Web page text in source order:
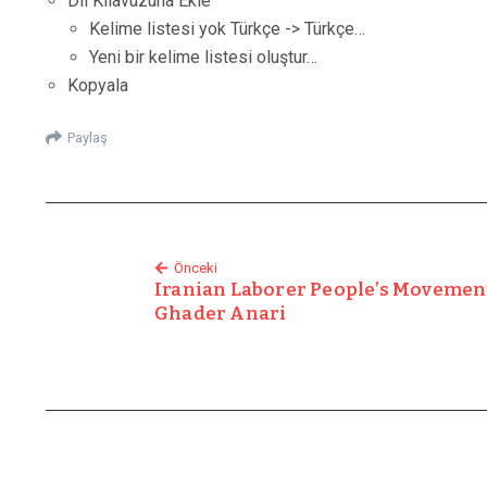
Kelime listesi yok Türkçe -> Türkçe…
Yeni bir kelime listesi oluştur…
Kopyala
Paylaş
Önceki
Iranian Laborer People’s
Ghader Anari